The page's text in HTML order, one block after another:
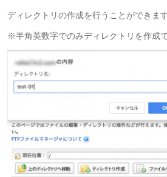
ディレクトリの作成を行うことができます
※半角英数字でのみディレクトリを作成で